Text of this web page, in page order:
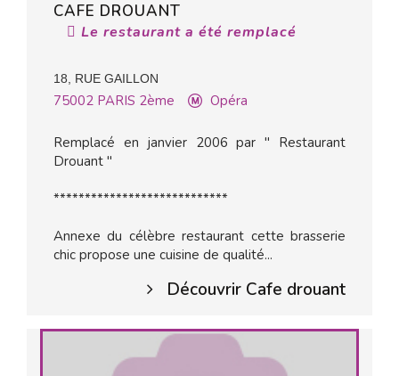
CAFE DROUANT
Le restaurant a été remplacé
18, RUE GAILLON
75002 PARIS 2ème Opéra
Remplacé en janvier 2006 par " Restaurant
Drouant "
****************************
Annexe du célèbre restaurant cette brasserie
chic propose une cuisine de qualité...
Découvrir Cafe drouant